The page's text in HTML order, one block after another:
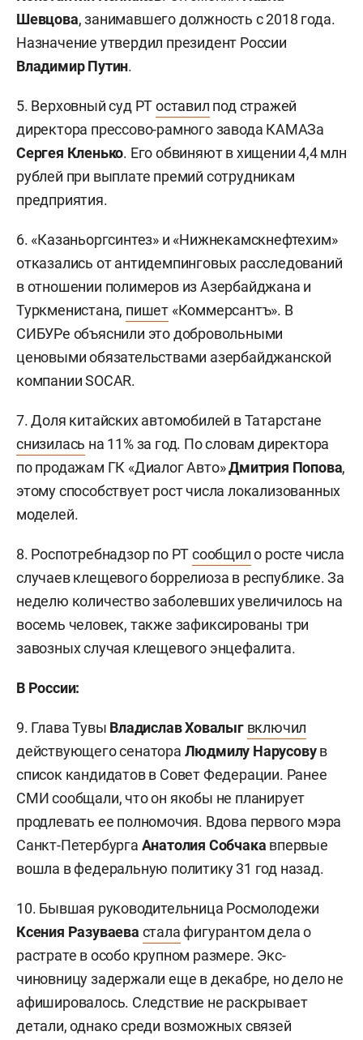
Шевцова, занимавшего должность с 2018 года.
Назначение утвердил президент России
Владимир Путин.
5. Верховный суд РТоставил под стражей
директора прессово-рамного завода КАМАЗа
Сергея Кленько. Его обвиняют в хищении 4,4 млн
рублей при выплате премий сотрудникам
предприятия.
6. «Казаньоргсинтез» и «Нижнекамскнефтехим»
отказались от антидемпинговых расследований
в отношении полимеров из Азербайджана и
Туркменистана, пишет «Коммерсантъ». В
СИБУРе объяснили это добровольными
ценовыми обязательствами азербайджанской
компании SOCAR.
7. Доля китайских автомобилей в Татарстане
снизилась на 11% за год. По словам директора
по продажам ГК «Диалог Авто»Дмитрия Попова,
этому способствует рост числа локализованных
моделей.
8. Роспотребнадзор по РТсообщило росте числа
случаев клещевого боррелиоза в республике. За
неделю количество заболевших увеличилось на
восемь человек, также зафиксированы три
завозных случая клещевого энцефалита.
В России:
9. Глава Тувы Владислав Ховалыг включил
действующего сенатора Людмилу Нарусовув
список кандидатов в Совет Федерации. Ранее
СМИ сообщали, что он якобы не планирует
продлевать ее полномочия. Вдова первого мэра
Санкт-Петербурга Анатолия Собчака впервые
вошла в федеральную политику 31 год назад.
10. Бывшая руководительница Росмолодежи
Ксения Разуваева стала фигурантом дела о
растрате в особо крупном размере. Экс-
чиновницу задержали еще в декабре, но дело не
афишировалось. Следствие не раскрывает
детали, однако среди возможных связей